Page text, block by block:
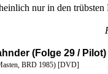
nur in den
(Folge 29 /
BRD 1985) [DVD]